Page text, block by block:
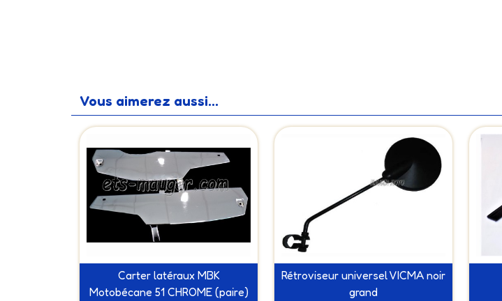
Vous aimerez aussi...
Carter latéraux MBK
Motobécane 51 CHROME (paire)
Rétroviseur universel VICMA noir
grand